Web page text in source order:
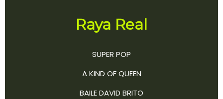
Raya Real
SUPER POP
A KIND OF QUEEN
BAILE DAVID BRITO